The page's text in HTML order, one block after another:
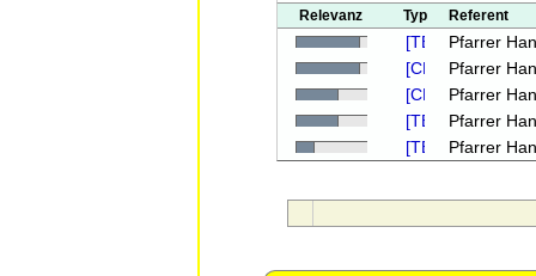
Relevanz Typ Referent
Pfarrer
Pfarrer
Pfarrer
Pfarrer
Pfarrer